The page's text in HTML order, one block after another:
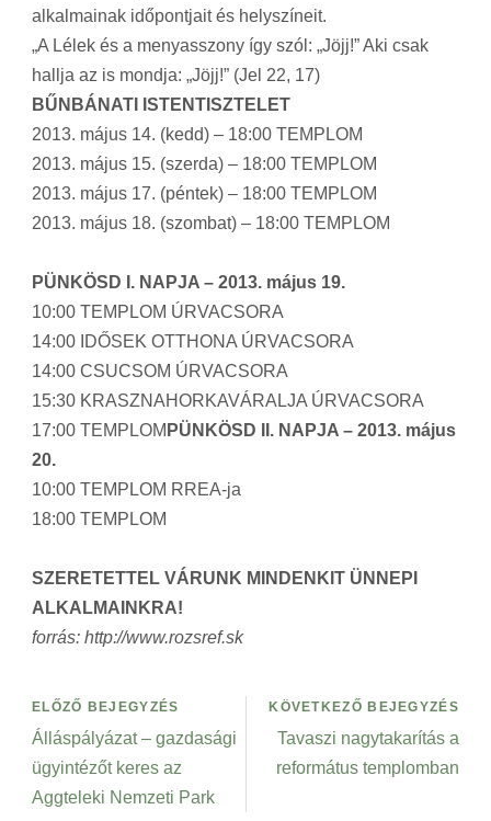
alkalmainak időpontjait és helyszíneit.
„A Lélek és a menyasszony így szól: „Jöjj!” Aki csak
hallja az is mondja: „Jöjj!” (Jel 22, 17)
BŰNBÁNATI ISTENTISZTELET
2013. május 14. (kedd) – 18:00 TEMPLOM
2013. május 15. (szerda) – 18:00 TEMPLOM
2013. május 17. (péntek) – 18:00 TEMPLOM
2013. május 18. (szombat) – 18:00 TEMPLOM
PÜNKÖSD I. NAPJA – 2013. május 19.
10:00 TEMPLOM ÚRVACSORA
14:00 IDŐSEK OTTHONA ÚRVACSORA
14:00 CSUCSOM ÚRVACSORA
15:30 KRASZNAHORKAVÁRALJA ÚRVACSORA
17:00 TEMPLOM PÜNKÖSD II. NAPJA – 2013. május
20.
10:00 TEMPLOM RREA-ja
18:00 TEMPLOM
SZERETETTEL VÁRUNK MINDENKIT ÜNNEPI
ALKALMAINKRA!
forrás: http://www.rozsref.sk
ELŐZŐ BEJEGYZÉS
Álláspályázat – gazdasági
ügyintézőt keres az
Aggteleki Nemzeti Park
KÖVETKEZŐ BEJEGYZÉS
Tavaszi nagytakarítás a
református templomban